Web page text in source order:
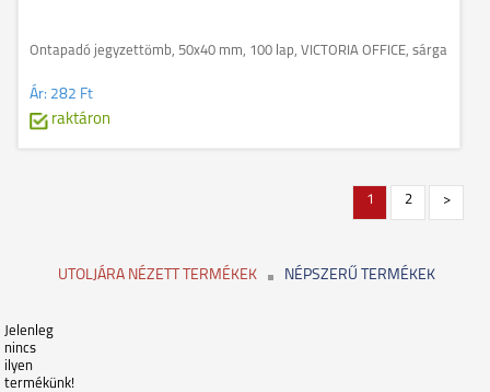
Öntapadó jegyzettömb, 50x40 mm, 100 lap, VICTORIA OFFICE, sárga
Ár: 282 Ft
raktáron
1 2 >
UTOLJÁRA NÉZETT TERMÉKEK NÉPSZERŰ TERMÉKEK
Jelenleg
nincs
ilyen
termékünk!